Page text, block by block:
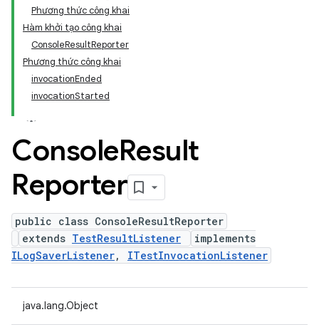
Phương thức công khai
Hàm khởi tạo công khai
ConsoleResultReporter
Phương thức công khai
invocationEnded
invocationStarted
ConsoleResult
Reporter
public class ConsoleResultReporter
extends TestResultListener
implements
ILogSaverListener, ITestInvocationListener
java.lang.Object